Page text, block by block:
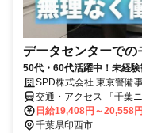
データセンターで
50代・60代活躍中！未経
SPD株式会社 東京警備
交通・アクセス 「千葉
日給19,408円～20,558円
千葉県印西市